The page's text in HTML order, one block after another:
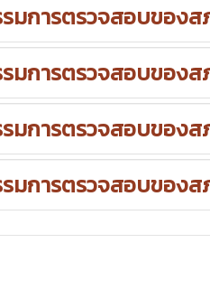
มการตรวจสอบของ
มการตรวจสอบของ
มการตรวจสอบของส
มการตรวจสอบของส